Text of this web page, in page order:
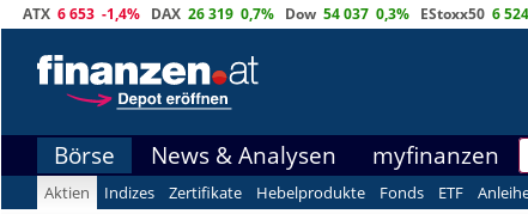
ATX 6 653 -1,4% DAX 26 319 0,7% Dow 54 037 0,3% EStoxx50 6 524
Börse News & Analysen myfinanzen
Aktien Indizes Zertifikate Hebelprodukte Fonds ETF